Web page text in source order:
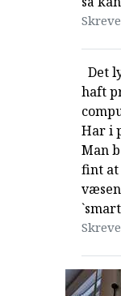
Det
haft
Har i
Man
fint at